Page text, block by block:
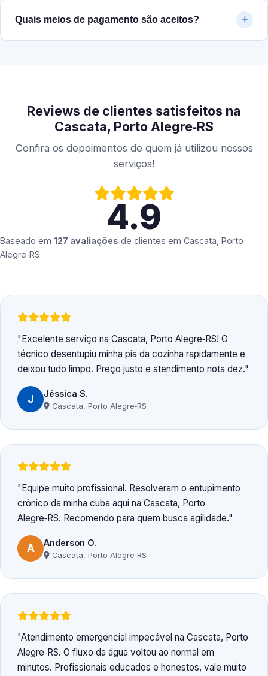
Quais meios de pagamento são aceitos?
Reviews de clientes satisfeitos na
Cascata, Porto Alegre‑RS
Confira os depoimentos de quem já utilizou nossos
serviços!
4.9
Baseado em 127 avaliações de clientes em Cascata, Porto
Alegre‑RS
Excelente serviço na Cascata, Porto Alegre‑RS! O
técnico desentupiu minha pia da cozinha rapidamente e
deixou tudo limpo. Preço justo e atendimento nota dez.
J Jéssica S.
Cascata, Porto Alegre‑RS
Equipe muito profissional. Resolveram o entupimento
crônico da minha cuba aqui na Cascata, Porto
Alegre‑RS. Recomendo para quem busca agilidade.
A Anderson O.
Cascata, Porto Alegre‑RS
Atendimento emergencial impecável na Cascata, Porto
Alegre‑RS. O fluxo da água voltou ao normal em
minutos. Profissionais educados e honestos, vale muito